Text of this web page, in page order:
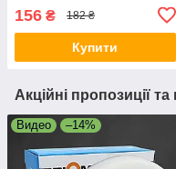
156 ₴ 182 ₴
Купити
Акційні пропозиції
Видео –14%